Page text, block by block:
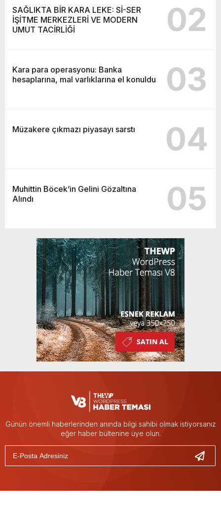
SAĞLIKTA BİR KARA LEKE: Sİ-SER
İŞİTME MERKEZLERİ VE MODERN
UMUT TACİRLİĞİ
02
Kara para operasyonu: Banka
hesaplarına, mal varlıklarına el konuldu
03
Müzakere çıkmazı piyasayı sarstı 04
Muhittin Böcek’in Gelini Gözaltına
Alındı
05
Günün önemli haberlerinden anında bilgi sahibi olmak istiyorsanız
eğer haber bültenine üye olun.